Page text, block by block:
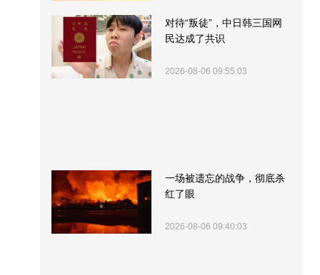
对待“叛徒”，中日韩三国网
民达成了共识
2026-08-06 09:55:03
一场被遗忘的战争，彻底杀
红了眼
2026-08-06 09:40:03